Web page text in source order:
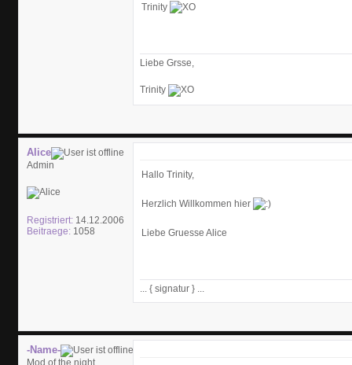
Trinity
Liebe Grsse,
Trinity
Alice
Admin
Registriert: 14.12.2006
Beitraege: 1058
Hallo Trinity,
Herzlich Willkommen hier
Liebe Gruesse Alice
... { signatur } ...
-Name-
Mod of the night